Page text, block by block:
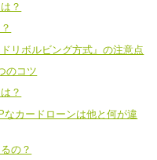
？
リボルビング方式』の注意点
のコツ
？
カードローンは他と何が違
の？